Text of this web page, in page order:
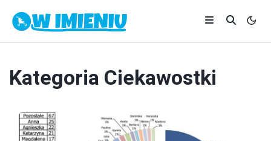
Kategoria Ciekawostki